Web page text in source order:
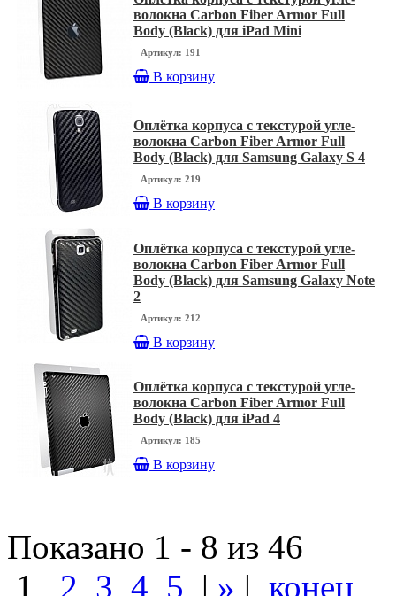
волокна Carbon Fiber Armor Full
Body (Black) для iPad Mini
Артикул: 191
В корзину
Оплётка корпуса с текстурой угле-
волокна Carbon Fiber Armor Full
Body (Black) для Samsung Galaxy S 4
Артикул: 219
В корзину
Оплётка корпуса с текстурой угле-
волокна Carbon Fiber Armor Full
Body (Black) для Samsung Galaxy Note
2
Артикул: 212
В корзину
Оплётка корпуса с текстурой угле-
волокна Carbon Fiber Armor Full
Body (Black) для iPad 4
Артикул: 185
В корзину
Показано 1 - 8 из 46
1
2 3 4 5 | » | конец